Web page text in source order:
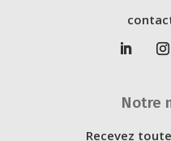
Notre
Recevez